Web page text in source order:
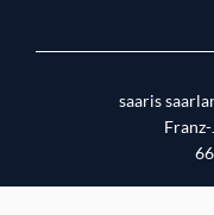
saaris